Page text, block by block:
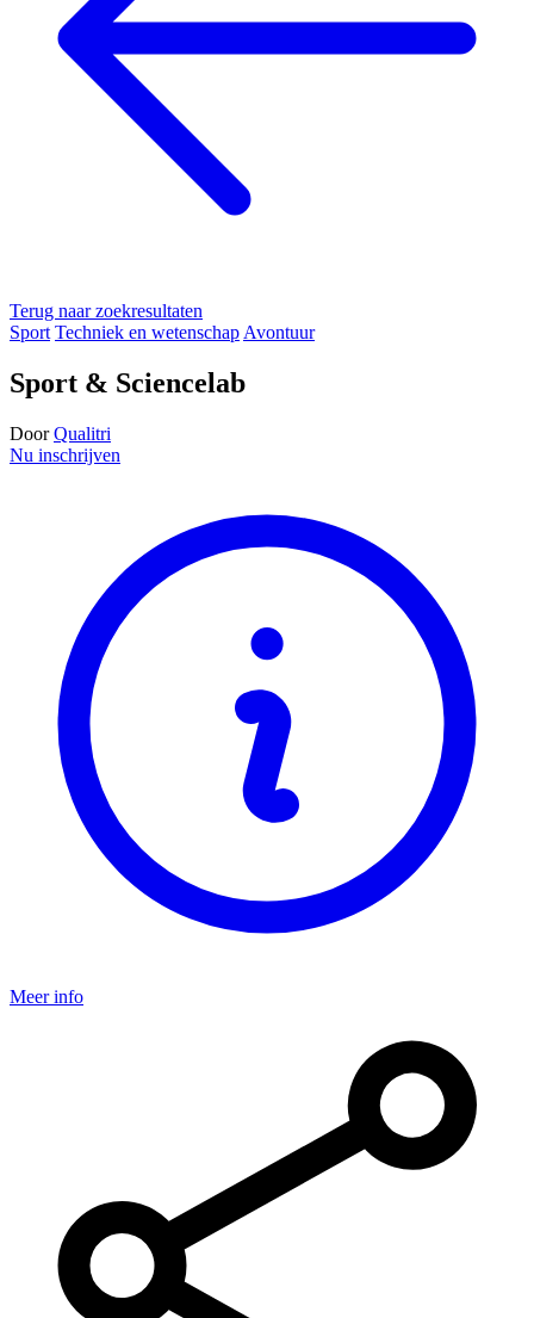
Terug naar zoekresultaten
Sport Techniek en wetenschap Avontuur
Sport & Sciencelab
Door Qualitri
Nu inschrijven
Meer info